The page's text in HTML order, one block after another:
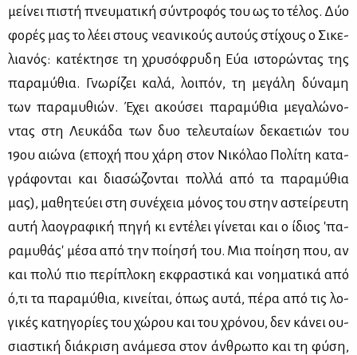
μεί­νει πι­στή πνευ­μα­τι­κή σύ­ντρο­φός του ως το τέ­λος. Δύο
φο­ρές μας το λέ­ει στους νε­α­νι­κούς αυ­τούς στί­χους ο Σι­κε­
λια­νός: κα­τέ­κτη­σε τη χρυ­σό­φρυ­δη Εύα ιστο­ρώ­ντας της
πα­ρα­μύ­θια. Γνω­ρί­ζει κα­λά, λοι­πόν, τη με­γά­λη δύ­να­μη
των πα­ρα­μυ­θιών. Έχει ακού­σει πα­ρα­μύ­θια με­γα­λώ­νο­
ντας στη Λευ­κά­δα των δυο τε­λευ­ταί­ων δε­κα­ε­τιών του
19ου αιώ­να (επο­χή που χά­ρη στον Νι­κό­λαο Πο­λί­τη κα­τα­
γρά­φο­νται και δια­σώ­ζο­νται πολ­λά από τα πα­ρα­μύ­θια
μας), μα­θη­τεύ­ει στη συ­νέ­χεια μό­νος του στην αστεί­ρευ­τη
αυ­τή λα­ο­γρα­φι­κή πη­γή κι εντέ­λει γί­νε­ται και ο ίδιος 'πα­
ρα­μυ­θά­ς' μέ­σα από την ποί­η­σή του. Μια ποί­η­ση που, αν
και πο­λύ πιο πε­ρί­πλο­κη εκ­φρα­στι­κά και νοη­μα­τι­κά από
ό,τι τα πα­ρα­μύ­θια, κι­νεί­ται, όπως αυ­τά, πέ­ρα από τις λο­
γι­κές κα­τη­γο­ρί­ες του χώ­ρου και του χρό­νου, δεν κά­νει ου­
σια­στι­κή διά­κρι­ση ανά­με­σα στον άν­θρω­πο και τη φύ­ση,